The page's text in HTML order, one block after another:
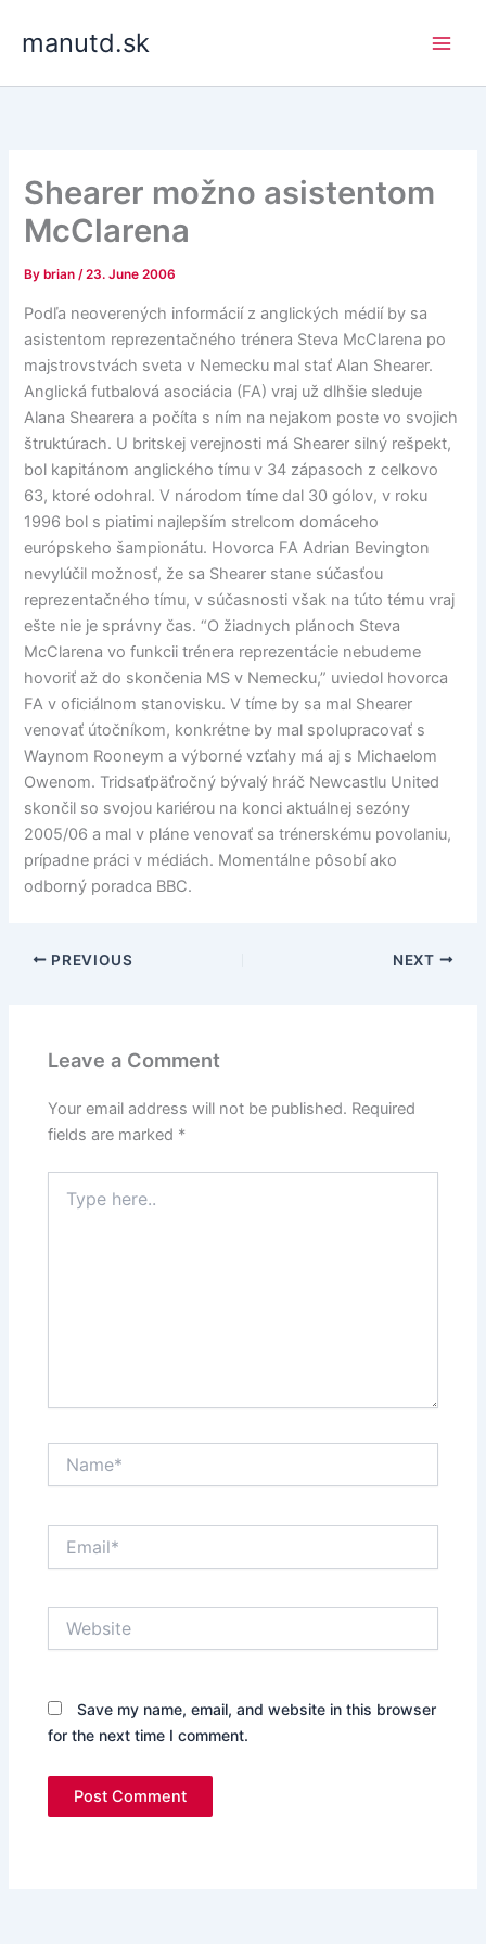
manutd.sk
Shearer možno asistentom
McClarena
By brian/23. June 2006
Podľa neoverených informácií z anglických médií by sa
asistentom reprezentačného trénera Steva McClarena po
majstrovstvách sveta v Nemecku mal stať Alan Shearer.
Anglická futbalová asociácia (FA) vraj už dlhšie sleduje
Alana Shearera a počíta s ním na nejakom poste vo svojich
štruktúrach. U britskej verejnosti má Shearer silný rešpekt,
bol kapitánom anglického tímu v 34 zápasoch z celkovo
63, ktoré odohral. V národom tíme dal 30 gólov, v roku
1996 bol s piatimi najlepším strelcom domáceho
európskeho šampionátu. Hovorca FA Adrian Bevington
nevylúčil možnosť, že sa Shearer stane súčasťou
reprezentačného tímu, v súčasnosti však na túto tému vraj
ešte nie je správny čas. “O žiadnych plánoch Steva
McClarena vo funkcii trénera reprezentácie nebudeme
hovoriť až do skončenia MS v Nemecku,” uviedol hovorca
FA v oficiálnom stanovisku. V tíme by sa mal Shearer
venovať útočníkom, konkrétne by mal spolupracovať s
Waynom Rooneym a výborné vzťahy má aj s Michaelom
Owenom. Tridsaťpäťročný bývalý hráč Newcastlu United
skončil so svojou kariérou na konci aktuálnej sezóny
2005/06 a mal v pláne venovať sa trénerskému povolaniu,
prípadne práci v médiách. Momentálne pôsobí ako
odborný poradca BBC.
PREVIOUS NEXT
Leave a Comment
Your email address will not be published. Required
fields are marked *
here..
Save my name, email, and website in this browser
for the next time I comment.